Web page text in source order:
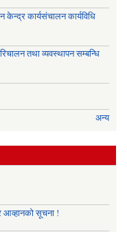
कार्यसंचालन कार्यविधि
तथा व्यवस्थापन सम्बन्धि
अन्य
आव्हानको सूचना !